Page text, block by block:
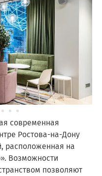
современная
Ростова-на-Дону
расположенная на
Возможности
позволяют